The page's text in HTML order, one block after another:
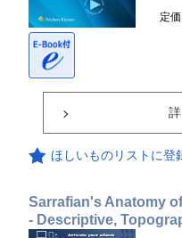
定
ほしいものリストに登
Sarrafian's Anatomy
- Descriptive,